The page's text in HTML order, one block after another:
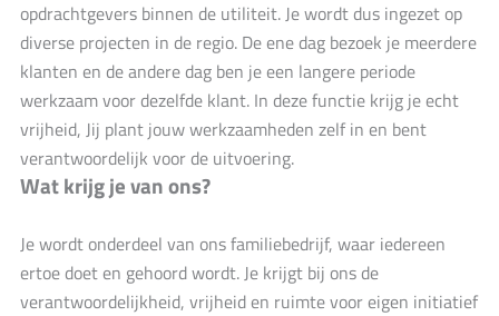
opdrachtgevers binnen de utiliteit. Je wordt dus ingezet op
diverse projecten in de regio. De ene dag bezoek je meerdere
klanten en de andere dag ben je een langere periode
werkzaam voor dezelfde klant. In deze functie krijg je echt
vrijheid, Jij plant jouw werkzaamheden zelf in en bent
verantwoordelijk voor de uitvoering.
Wat krijg je van ons?
Je wordt onderdeel van ons familiebedrijf, waar iedereen
ertoe doet en gehoord wordt. Je krijgt bij ons de
verantwoordelijkheid, vrijheid en ruimte voor eigen initiatief